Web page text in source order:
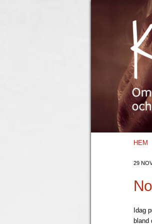
HEM
29
Idag
bland